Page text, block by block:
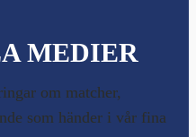
MEDIER
om matcher,
som händer i vår fina